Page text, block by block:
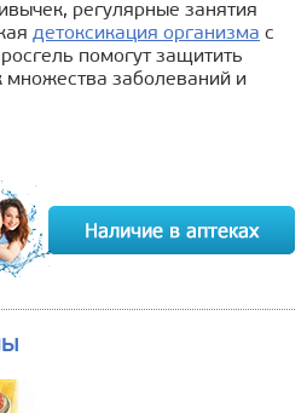
регулярные занятия
детоксикация организма с
помогут защитить
множества заболеваний и